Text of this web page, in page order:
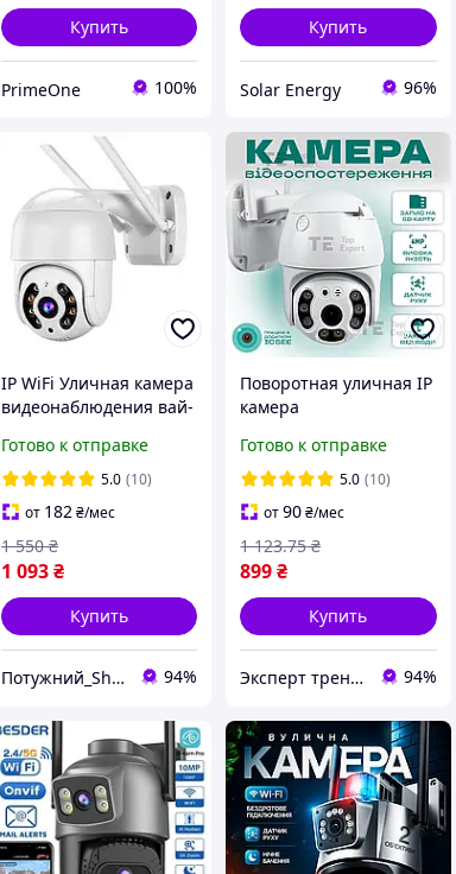
Купить
PrimeOne 100%
Купить
Solar Energy 96%
IP WiFi Уличная камера
видеонаблюдения вай-
4mp Besder
Готово к отправке
5.0 (10)
от 182 ₴/мес
1 093₴
1 550 ₴
Купить
Потужний_Shop_ 94%
Поворотная уличная IP
камера
WiFi, 5 X ZOOM камера
360
Готово к отправке
5.0 (10)
от90₴/мес
899₴
1 123.75 ₴
Купить
Эксперт трендовых товаров top-expert.com.ua 94%